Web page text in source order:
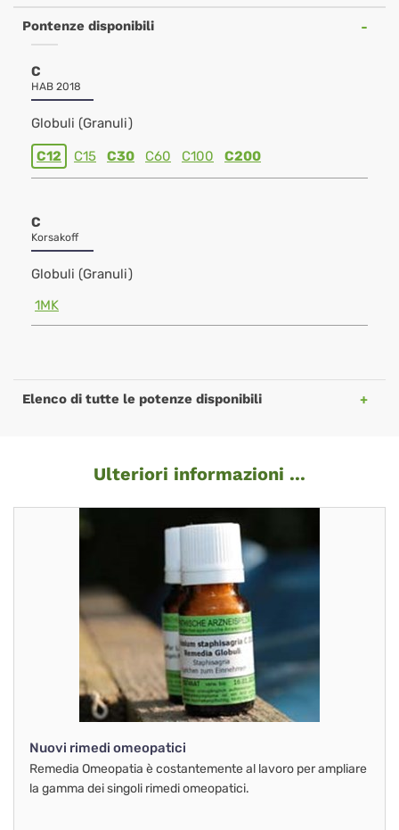
Pontenze disponibili
C
HAB 2018
Globuli (Granuli)
C12 C15 C30 C60 C100 C200
C
Korsakoff
Globuli (Granuli)
1MK
Elenco di tutte le potenze disponibili
Ulteriori informazioni ...
Nuovi rimedi omeopatici
Remedia Omeopatia è costantemente al lavoro per ampliare
la gamma dei singoli rimedi omeopatici.